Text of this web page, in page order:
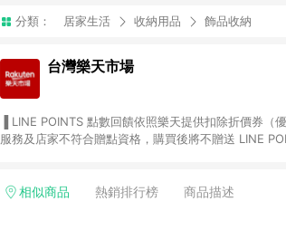
分類： 居家生活 收納用品 飾品收納
台灣樂天市場
服務及店家不符合贈點資格，購買後將不贈送 LINE
享有 LINE POINTS 回饋。 (3) 若購買之訂單（包含預購商品）未符合樂天市場 45 天內完成訂單出貨及結帳，則不符
相似商品 熱銷排行榜 商品描述